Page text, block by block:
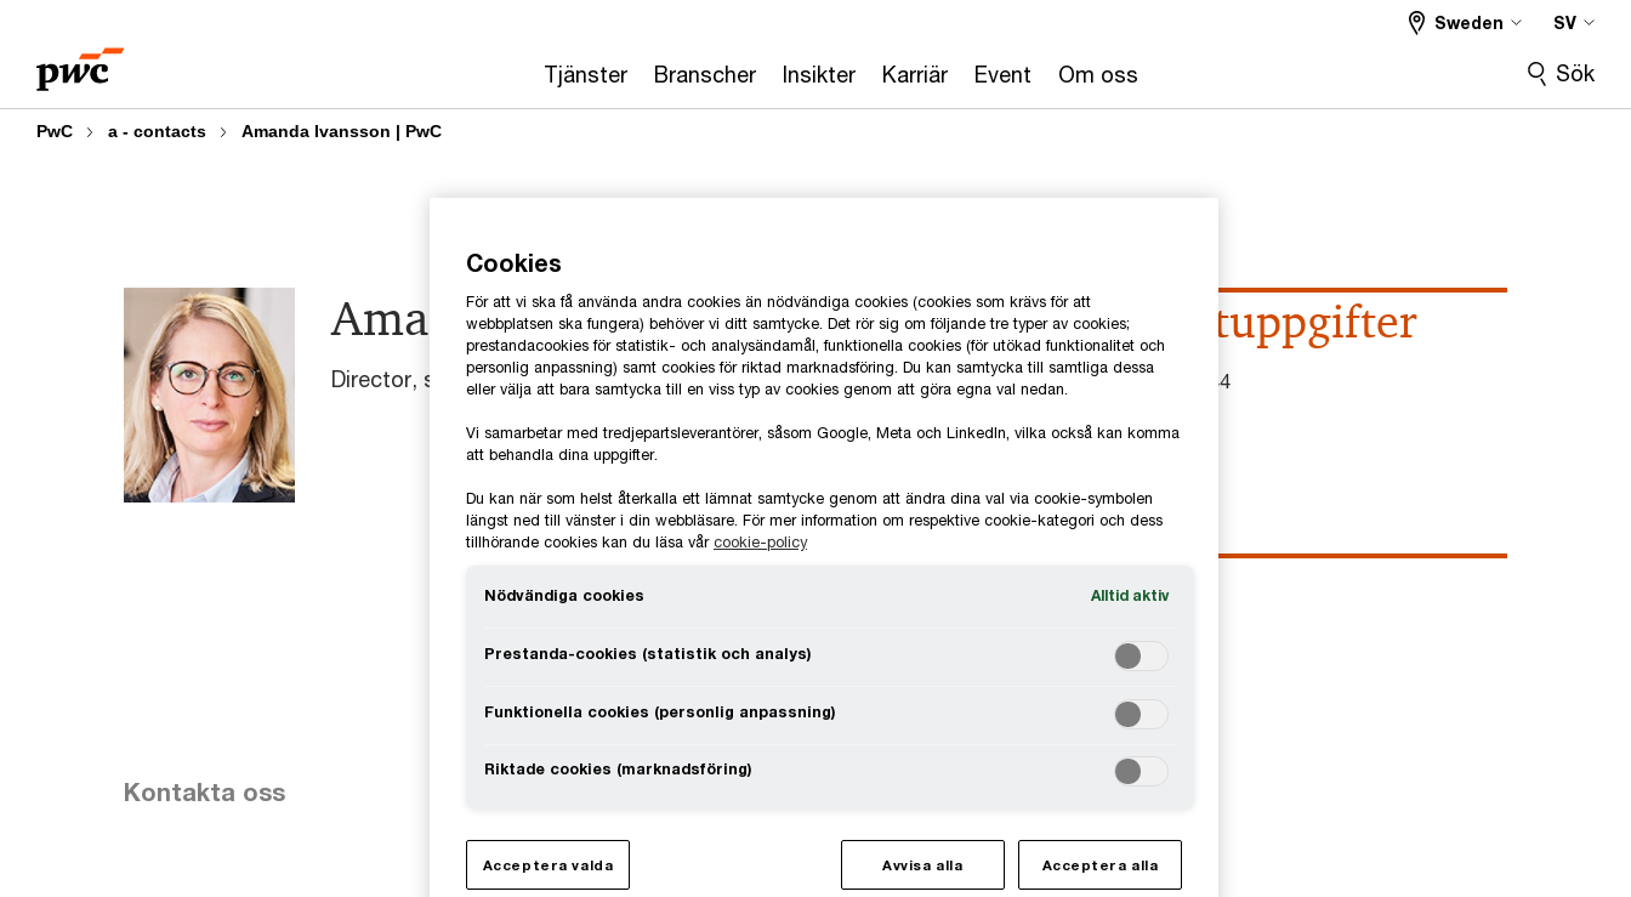
content
footer
Tjänster Branscher Insikter Karriär Event Om oss
Sweden SV
Sök
PwC a - contacts Amanda Ivansson | PwC
Amanda Ivansson
Director, skatterådgivare, PwC Sverige
Kontaktuppgifter
Tel0709-29 14 44
Email
Kontakta oss
Cookies
För att vi ska få använda andra cookies än nödvändiga cookies (cookies som krävs för att
webbplatsen ska fungera) behöver vi ditt samtycke. Det rör sig om följande tre typer av cookies;
prestandacookies för statistik- och analysändamål, funktionella cookies (för utökad funktionalitet och
personlig anpassning) samt cookies för riktad marknadsföring. Du kan samtycka till samtliga dessa
eller välja att bara samtycka till en viss typ av cookies genom att göra egna val nedan.
Vi samarbetar med tredjepartsleverantörer, såsom Google, Meta och LinkedIn, vilka också kan komma
att behandla dina uppgifter.
Du kan när som helst återkalla ett lämnat samtycke genom att ändra dina val via cookie-symbolen
längst ned till vänster i din webbläsare. För mer information om respektive cookie-kategori och dess
tillhörande cookies kan du läsa vår cookie-policy
Nödvändiga cookies Alltid aktiv
Prestanda-cookies (statistik och analys)
Funktionella cookies (personlig anpassning)
Riktade cookies (marknadsföring)
Acceptera valda Avvisa alla Acceptera alla